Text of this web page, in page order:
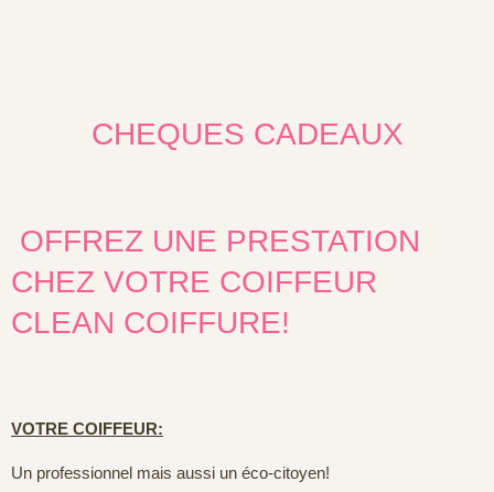
CHEQUES CADEAUX
OFFREZ UNE PRESTATION
CHEZ VOTRE COIFFEUR
CLEAN COIFFURE!
VOTRE COIFFEUR:
Un professionnel mais aussi un éco-citoyen!